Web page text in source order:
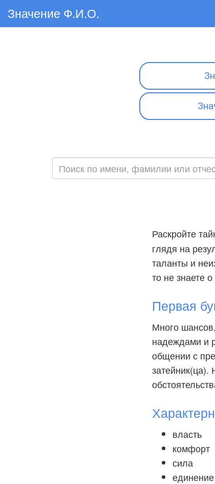
Значение Ф.И.О.
Раскройте
глядя на
таланты и
то не знаете
Первая
Много
надеждами и
общении с
затейник(ца).
власть
комфорт
сила